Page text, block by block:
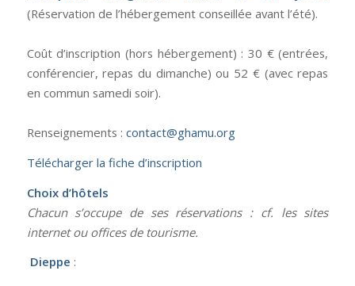
(Réservation de l’hébergement conseillée avant l’été).
Coût d’inscription (hors hébergement) : 30 € (entrées,
conférencier, repas du dimanche) ou 52 € (avec repas
en commun samedi soir).
Renseignements : contact@ghamu.org
Télécharger la fiche d’inscription
Choix d’hôtels
Chacun s’occupe de ses réservations : cf. les sites
internet ou offices de tourisme.
Dieppe :